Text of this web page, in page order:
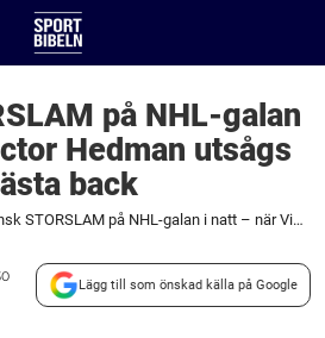
på NHL-galan
Hedman utsågs
back
Svensk STORSLAM på NHL-galan i natt – när Victor Hedman utsågs till världens bästa back
Lägg till som önskad källa på Google